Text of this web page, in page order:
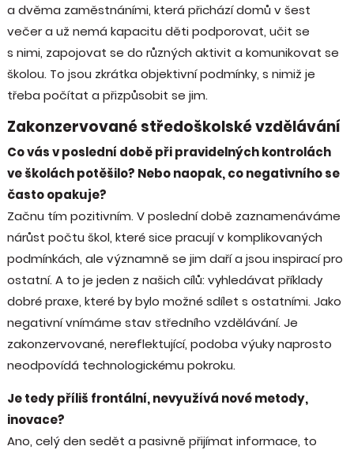
a dvěma zaměstnáními, která přichází domů v šest
večer a už nemá kapacitu děti podporovat, učit se
s nimi, zapojovat se do různých aktivit a komunikovat se
školou. To jsou zkrátka objektivní podmínky, s nimiž je
třeba počítat a přizpůsobit se jim.
Zakonzervované středoškolské vzdělávání
Co vás v poslední době při pravidelných kontrolách
ve školách potěšilo? Nebo naopak, co negativního se
často opakuje?
Začnu tím pozitivním. V poslední době zaznamenáváme
nárůst počtu škol, které sice pracují v komplikovaných
podmínkách, ale významně se jim daří a jsou inspirací pro
ostatní. A to je jeden z našich cílů: vyhledávat příklady
dobré praxe, které by bylo možné sdílet s ostatními. Jako
negativní vnímáme stav středního vzdělávání. Je
zakonzervované, nereflektující, podoba výuky naprosto
neodpovídá technologickému pokroku.
Je tedy příliš frontální, nevyužívá nové metody,
inovace?
Ano, celý den sedět a pasivně přijímat informace, to